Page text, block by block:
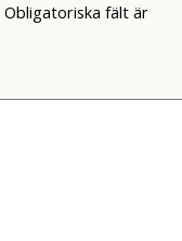
Obligatoriska fält är